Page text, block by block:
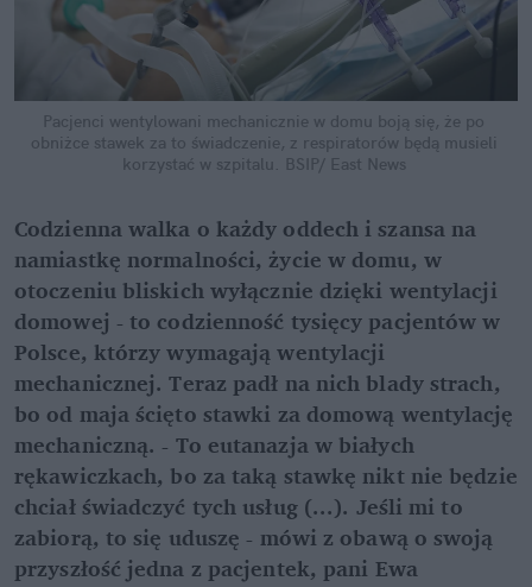
Pacjenci wentylowani mechanicznie w domu boją się, że po
obniżce stawek za to świadczenie, z respiratorów będą musieli
korzystać w szpitalu. BSIP/ East News
Codzienna walka o każdy oddech i szansa na
namiastkę normalności, życie w domu, w
otoczeniu bliskich wyłącznie dzięki wentylacji
domowej - to codzienność tysięcy pacjentów w
Polsce, którzy wymagają wentylacji
mechanicznej. Teraz padł na nich blady strach,
bo od maja ścięto stawki za domową wentylację
mechaniczną. - To eutanazja w białych
rękawiczkach, bo za taką stawkę nikt nie będzie
chciał świadczyć tych usług (...). Jeśli mi to
zabiorą, to się uduszę - mówi z obawą o swoją
przyszłość jedna z pacjentek, pani Ewa